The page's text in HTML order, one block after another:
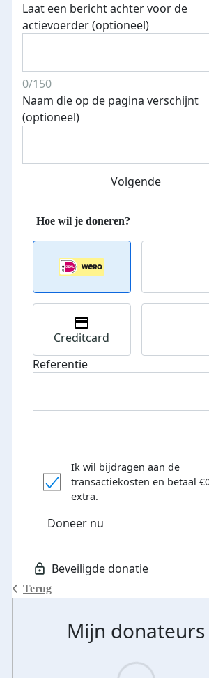
Donateurs
Laat een bericht achter voor de
actievoerder (optioneel)
0/150
Naam die op de pagina verschijnt
(optioneel)
Volgende
Terug
Creditcard
Referentie
Ik wil bijdragen aan de
transactiekosten en betaal
extra.
Doneer nu
Mijn donateurs